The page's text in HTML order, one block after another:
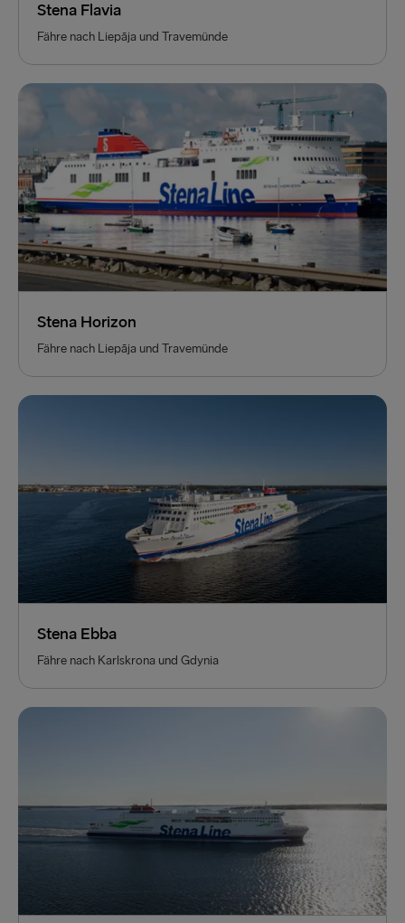
Stena Flavia
Fähre nach Liepāja und Travemünde
Stena Horizon
Fähre nach Liepāja und Travemünde
Stena Ebba
Fähre nach Karlskrona und Gdynia